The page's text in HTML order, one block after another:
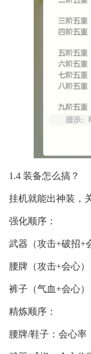
1.4 装备怎么搞？
挂机就能出神装，
强化顺序：
武器（攻击+破招+
腰牌（攻击+会心）
裤子（气血+会心）
精炼顺序：
腰牌/鞋子：会心率